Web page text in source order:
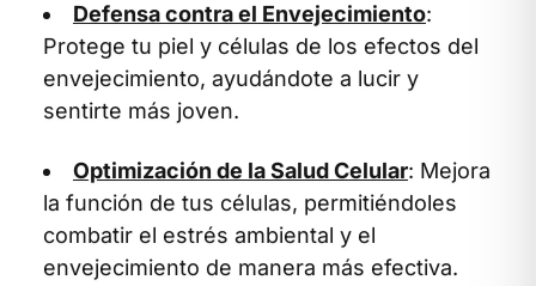
Defensa contra el Envejecimiento:
Protege tu piel y células de los efectos del
envejecimiento, ayudándote a lucir y
sentirte más joven.
Optimización de la Salud Celular: Mejora
la función de tus células, permitiéndoles
combatir el estrés ambiental y el
envejecimiento de manera más efectiva.